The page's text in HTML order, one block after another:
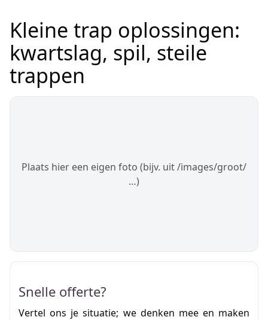
Kleine trap oplossingen:
kwartslag, spil, steile
trappen
Plaats hier een eigen foto (bijv. uit /images/groot/
…)
Snelle offerte?
Vertel ons je situatie; we denken mee en maken